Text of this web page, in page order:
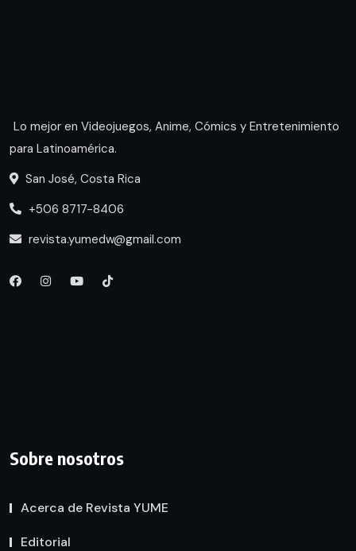
Lo mejor en Videojuegos, Anime, Cómics y Entretenimiento
para Latinoamérica.
San José, Costa Rica
+506 8717-8406
revista.yumedw@gmail.com
Sobre nosotros
Acerca de Revista YUME
Editorial